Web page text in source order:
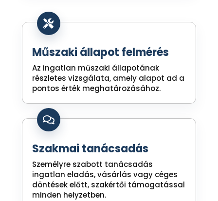
Műszaki állapot felmérés
Az ingatlan műszaki állapotának
részletes vizsgálata, amely alapot ad a
pontos érték meghatározásához.

Szakmai tanácsadás
Személyre szabott tanácsadás
ingatlan eladás, vásárlás vagy céges
döntések előtt, szakértői támogatással
minden helyzetben.
